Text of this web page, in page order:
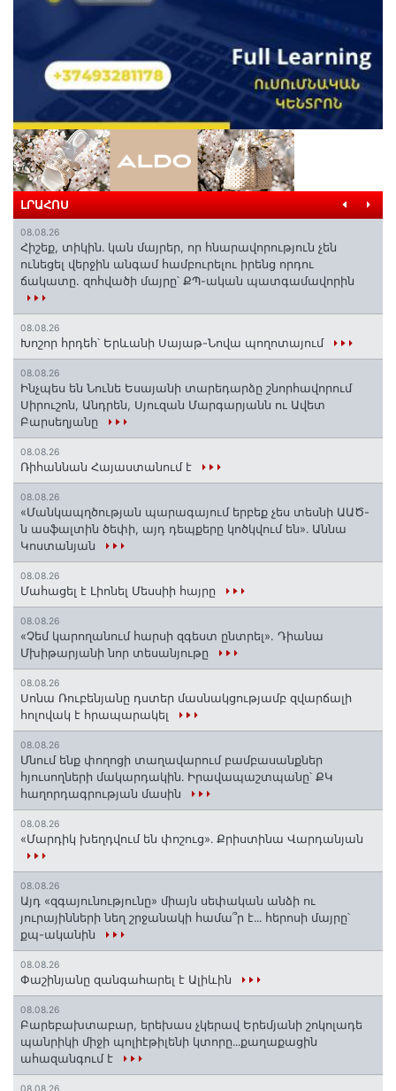
ԼՐԱՀՈՍ
08.08.26
Հիշեք, տիկին․ կան մայրեր, որ հնարավորություն չեն
ունեցել վերջին անգամ համբուրելու իրենց որդու
ճակատը. զոհվածի մայրը՝ ՔՊ-ական պատգամավորին
08.08.26
Խոշոր հրդեհ՝ Երևանի Սայաթ-Նովա պողոտայում
08.08.26
Ինչպես են Նունե Եսայանի տարեդարձը շնորհավորում
Սիրուշոն, Անդրեն, Սյուզան Մարգարյանն ու Ավետ
Բարսեղյանը
08.08.26
Ռիհաննան Հայաստանում է
08.08.26
«Մանկապղծության պարագայում երբեք չես տեսնի ԱԱԾ-
ն ասֆալտին ծեփի, այդ դեպքերը կոծկվում են»․ Աննա
Կոստանյան
08.08.26
Մահացել է Լիոնել Մեսսիի հայրը
08.08.26
«Չեմ կարողանում հարսի զգեստ ընտրել». Դիանա
Մխիթարյանի նոր տեսանյութը
08.08.26
Սոնա Ռուբենյանը դստեր մասնակցությամբ զվարճալի
հոլովակ է հրապարակել
08.08.26
Մնում ենք փողոցի տաղավարում բամբասանքներ
հյուսողների մակարդակին․ Իրավապաշտպանը՝ ՔԿ
հաղորդագրության մասին
08.08.26
«Մարդիկ խեղդվում են փոշուց»․ Քրիստինա Վարդանյան
08.08.26
Այդ «զգայունությունը» միայն սեփական անձի ու
յուրայինների նեղ շրջանակի համա՞ր է․․․ հերոսի մայրը՝
քպ-ականին
08.08.26
Փաշինյանը զանգահարել է Ալիևին
08.08.26
Բարեբախտաբար, երեխաս չկերավ Երեմյանի շոկոլադե
պանրիկի միջի պոլիէթիլենի կտորը․․․քաղաքացին
ահազանգում է
08.08.26